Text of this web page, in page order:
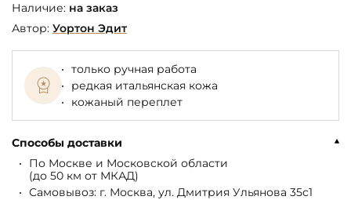
Наличие: на заказ
Автор: Уортон Эдит
только ручная работа
редкая итальянская кожа
кожаный переплет
Способы доставки
По Москве и Московской области
(до 50 км от МКАД)
Самовывоз: г. Москва, ул. Дмитрия Ульянова 35с1